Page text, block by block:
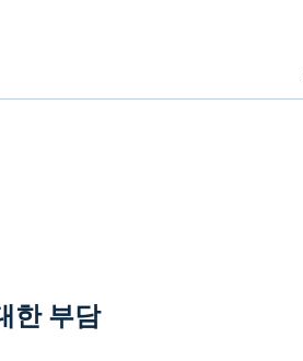
한 부담